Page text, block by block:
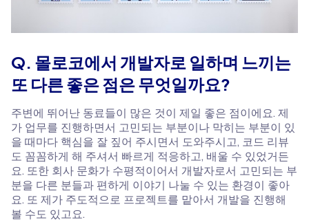
Q. 몰로코에서 개발자로 일하며 느끼는
또 다른 좋은 점은 무엇일까요?
주변에 뛰어난 동료들이 많은 것이 제일 좋은 점이에요. 제
가 업무를 진행하면서 고민되는 부분이나 막히는 부분이 있
을 때마다 핵심을 잘 짚어 주시면서 도와주시고, 코드 리뷰
도 꼼꼼하게 해 주셔서 빠르게 적응하고, 배울 수 있었거든
요. 또한 회사 문화가 수평적이어서 개발자로서 고민되는 부
분을 다른 분들과 편하게 이야기 나눌 수 있는 환경이 좋아
요. 또 제가 주도적으로 프로젝트를 맡아서 개발을 진행해
볼 수도 있고요.